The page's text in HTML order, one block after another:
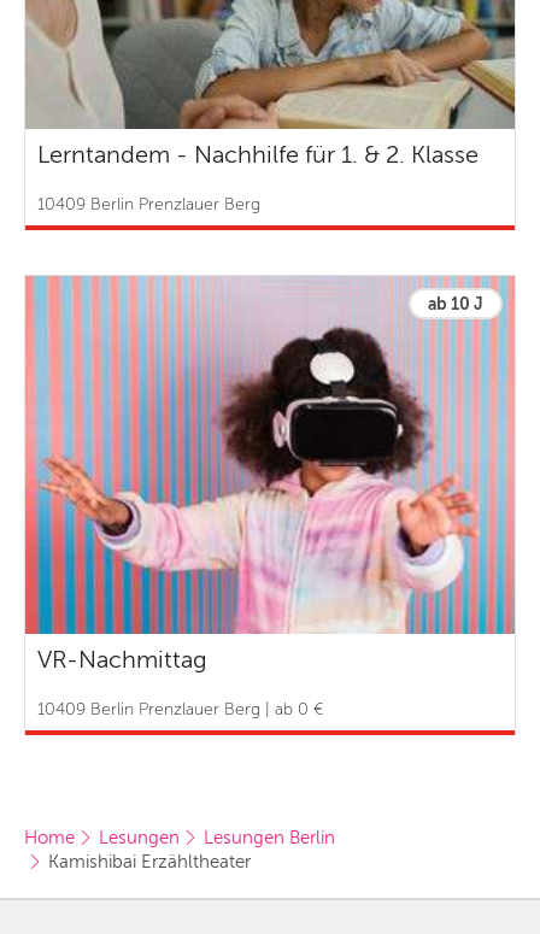
Lerntandem - Nachhilfe für 1. & 2. Klasse
10409 Berlin Prenzlauer Berg
ab 10 J
VR-Nachmittag
10409 Berlin Prenzlauer Berg | ab 0 €
Home Lesungen
Lesungen Berlin
Kamishibai Erzähltheater